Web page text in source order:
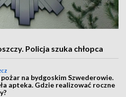
Policja szuka chłopca
na bydgoskim Szwederowie.
apteka. Gdzie realizować roczne